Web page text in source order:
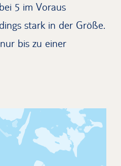
5 im Voraus
stark in der Größe.
bis zu einer